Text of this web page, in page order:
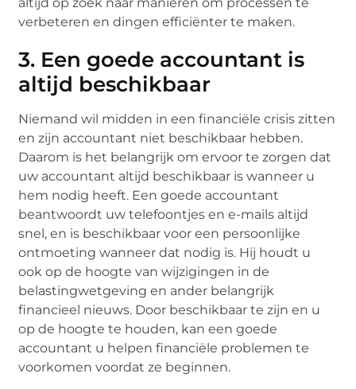
verbeteren en dingen efficiënter te maken.
3. Een goede accountant is
altijd beschikbaar
Niemand wil midden in een financiële crisis zitten
en zijn accountant niet beschikbaar hebben.
Daarom is het belangrijk om ervoor te zorgen dat
uw accountant altijd beschikbaar is wanneer u
hem nodig heeft. Een goede accountant
beantwoordt uw telefoontjes en e-mails altijd
snel, en is beschikbaar voor een persoonlijke
ontmoeting wanneer dat nodig is. Hij houdt u
ook op de hoogte van wijzigingen in de
belastingwetgeving en ander belangrijk
financieel nieuws. Door beschikbaar te zijn en u
op de hoogte te houden, kan een goede
accountant u helpen financiële problemen te
voorkomen voordat ze beginnen.